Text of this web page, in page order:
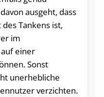
ausgeht, dass
Tankens ist,
im
einer
Sonst
unerhebliche
verzichten.